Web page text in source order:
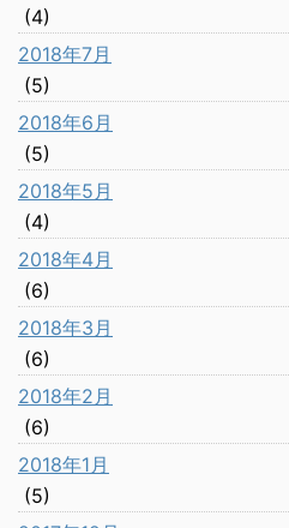
(4)
2018年7月
(5)
2018年6月
(5)
2018年5月
(4)
2018年4月
(6)
2018年3月
(6)
2018年2月
(6)
2018年1月
(5)